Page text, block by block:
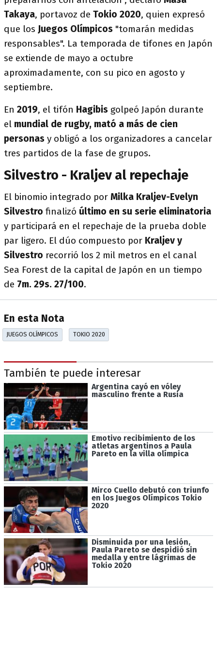
Takaya, portavoz de Tokio 2020, quien expresó
que los Juegos Olímpicos "tomarán medidas
responsables". La temporada de tifones en Japón
se extiende de mayo a octubre
aproximadamente, con su pico en agosto y
septiembre.
En 2019, el tifón Hagibis golpeó Japón durante
el mundial de rugby, mató a más de cien
personas y obligó a los organizadores a cancelar
tres partidos de la fase de grupos.
Silvestro - Kraljev al repechaje
El binomio integrado por Milka Kraljev-Evelyn
Silvestro finalizó último en su serie eliminatoria
y participará en el repechaje de la prueba doble
par ligero. El dúo compuesto por Kraljev y
Silvestro recorrió los 2 mil metros en el canal
Sea Forest de la capital de Japón en un tiempo
de 7m. 29s. 27/100.
En esta Nota
JUEGOS OLÍMPICOS TOKIO 2020
También te puede interesar
Argentina cayó en vóley
masculino frente a Rusia
Emotivo recibimiento de los
atletas argentinos a Paula
Pareto en la villa olímpica
Mirco Cuello debutó con triunfo
en los Juegos Olímpicos Tokio
2020
Disminuida por una lesión,
Paula Pareto se despidió sin
medalla y entre lágrimas de
Tokio 2020